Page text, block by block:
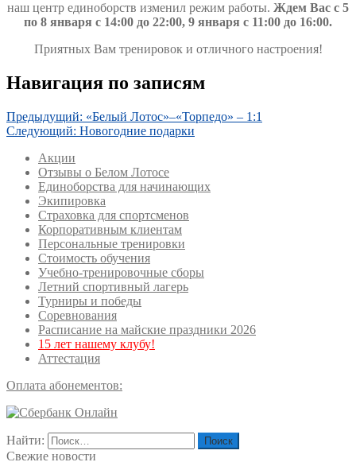
наш центр единоборств изменил режим работы. Ждем Вас с 5
по 8 января с 14:00 до 22:00, 9 января с 11:00 до 16:00.
Приятных Вам тренировок и отличного настроения!
Навигация по записям
Предыдущий: «Белый Лотос»–«Торпедо» – 1:1
Следующий: Новогодние подарки
Акции
Отзывы о Белом Лотосе
Единоборства для начинающих
Экипировка
Страховка для спортсменов
Корпоративным клиентам
Персональные тренировки
Стоимость обучения
Учебно-тренировочные сборы
Летний спортивный лагерь
Турниры и победы
Соревнования
Расписание на майские праздники 2026
15 лет нашему клубу!
Аттестация
Оплата абонементов:
Найти:
Свежие новости